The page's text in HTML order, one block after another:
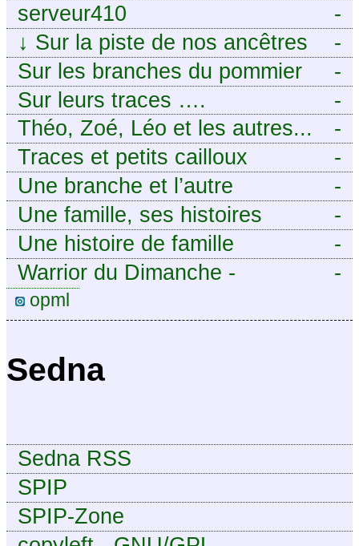
-
serveur410
-
↓ Sur la piste de nos ancêtres
en Périgord.
-
Sur les branches du pommier
-
Sur leurs traces ….
-
Théo, Zoé, Léo et les autres...
-
Traces et petits cailloux
-
Une branche et l’autre
-
Une famille, ses histoires
-
Une histoire de famille
-
Warrior du Dimanche -
Publication à caractère
intermittent, approximatif et
opml
Sedna
Sedna RSS
SPIP
SPIP-Zone